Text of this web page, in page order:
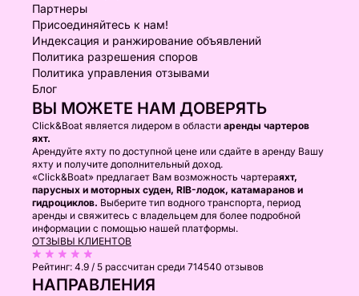
Партнеры
Присоединяйтесь к нам!
Индексация и ранжирование объявлений
Политика разрешения споров
Политика управления отзывами
Блог
ВЫ МОЖЕТЕ НАМ ДОВЕРЯТЬ
Click&Boat является лидером в области аренды чартеров
яхт.
Арендуйте яхту по доступной цене или сдайте в аренду Вашу
яхту и получите дополнительный доход.
«Click&Boat» предлагает Вам возможность чартераяхт,
парусных и моторных суден, RIB-лодок, катамаранов и
гидроциклов. Выберите тип водного транспорта, период
аренды и свяжитесь с владельцем для более подробной
информации с помощью нашей платформы.
ОТЗЫВЫ КЛИЕНТОВ
Рейтинг: 4.9 / 5 рассчитан среди 714540 отзывов
НАПРАВЛЕНИЯ